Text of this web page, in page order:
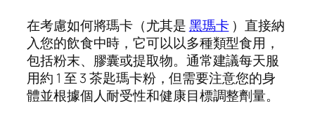
在考慮如何將瑪卡（尤其是黑瑪卡）直接納
入您的飲食中時，它可以以多種類型食用，
包括粉末、膠囊或提取物。通常建議每天服
用約 1 至 3 茶匙瑪卡粉，但需要注意您的身
體並根據個人耐受性和健康目標調整劑量。